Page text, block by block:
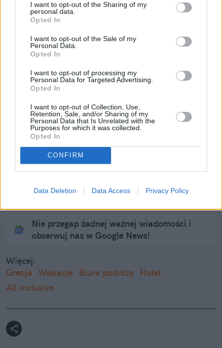
I want to opt-out of the Sharing of my
personal data.
Opted In
I want to opt-out of the Sale of my
Personal Data.
Opted In
I want to opt-out of processing my
Personal Data for Targeted Advertising.
Opted In
I want to opt-out of Collection, Use,
Retention, Sale, and/or Sharing of my
Personal Data that Is Unrelated with the
Purposes for which it was collected.
Opted In
CONFIRM
Data Deletion Data Access Privacy Policy
Łupiemy carski beton!  Drytooling
pod Warszawą (Janówek Pierwszy) |
Jeżeli tak się stanie, przełączysz się z
europejskiego roamingu na ten dodatkowo płatny
w Turcji. Wówczas wystarczy chwila, żeby twój
rachunek za telefon wzrósł o setki złotych. Czujni
muszą być także turyści wybierający Korfu. Tam
telefony często przełączają się na sygnał z
efekt jest ten sam co w przypadku złapania sieci
tureckiej.
Nie przegap żadnej ważnej wiadomości i
obserwuj nas w Google News!
Więcej:
Grecja Wakacje Biura podróży
Hotel
All inclusive